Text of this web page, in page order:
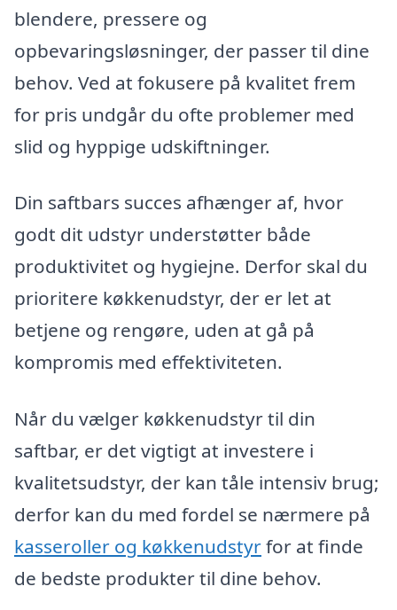
blendere, pressere og
opbevaringsløsninger, der passer til dine
behov. Ved at fokusere på kvalitet frem
for pris undgår du ofte problemer med
slid og hyppige udskiftninger.
Din saftbars succes afhænger af, hvor
godt dit udstyr understøtter både
produktivitet og hygiejne. Derfor skal du
prioritere køkkenudstyr, der er let at
betjene og rengøre, uden at gå på
kompromis med effektiviteten.
Når du vælger køkkenudstyr til din
saftbar, er det vigtigt at investere i
kvalitetsudstyr, der kan tåle intensiv brug;
derfor kan du med fordel se nærmere på
kasseroller og køkkenudstyrfor at finde
de bedste produkter til dine behov.